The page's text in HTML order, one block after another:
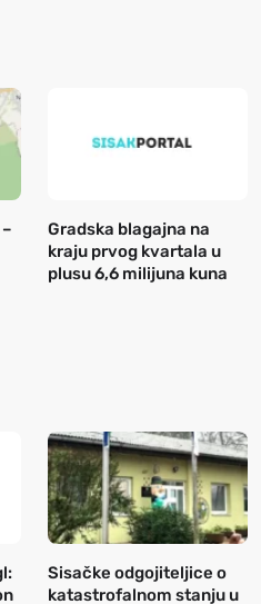
Gradska blagajna na
kraju prvog kvartala u
plusu 6,6 milijuna kuna
Sisačke odgojiteljice o
katastrofalnom stanju u